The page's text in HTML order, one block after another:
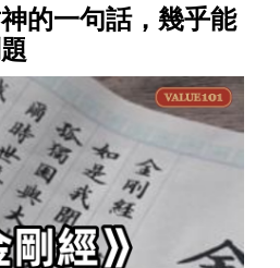
神的一句話，幾乎能